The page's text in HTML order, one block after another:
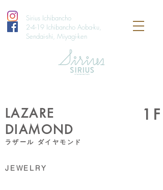
Sirius Ichibancho
2-4-19 Ichibancho Aoba-ku,
Sendai-shi, Miyagi-ken
1F
LAZARE
DIAMOND
ラザール ダイヤモンド
JEWELRY